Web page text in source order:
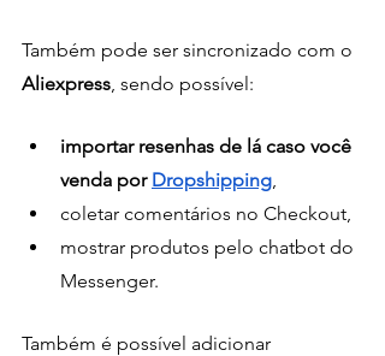
Também pode ser sincronizado com o
Aliexpress , sendo possível:
importar resenhas de lá caso você
venda por Dropshipping
coletar comentários no Checkout,
mostrar produtos pelo chatbot do
Messenger.
Também é possível adicionar